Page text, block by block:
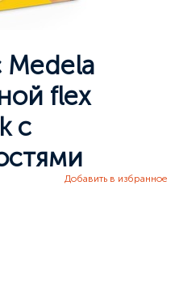
Medela
flex
с
Добавить в избранное